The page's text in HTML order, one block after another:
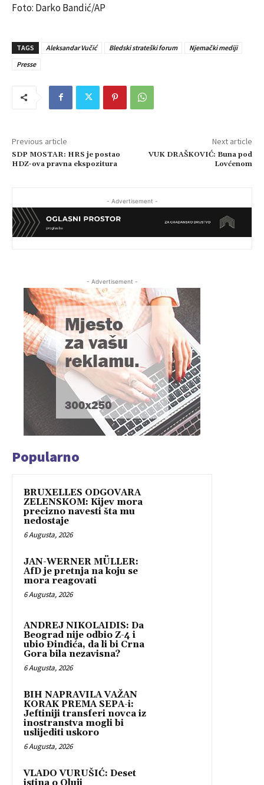
Foto: Darko Bandić/AP
TAGS Aleksandar Vučić Bledski strateški forum
Njemački mediji
Presse
Previous article
SDP MOSTAR: HRS je postao
HDZ-ova pravna ekspozitura
Next article
VUK DRAŠKOVIĆ: Buna pod
Lovćenom
- Advertisement -
- Advertisement -
Popularno
BRUXELLES ODGOVARA
ZELENSKOM: Kijev mora
precizno navesti šta mu
nedostaje
6 Augusta, 2026
JAN-WERNER MÜLLER:
AfD je pretnja na koju se
mora reagovati
6 Augusta, 2026
ANDREJ NIKOLAIDIS: Da
Beograd nije odbio Z-4 i
ubio Đinđića, da li bi Crna
Gora bila nezavisna?
6 Augusta, 2026
BIH NAPRAVILA VAŽAN
KORAK PREMA SEPA-i:
Jeftiniji transferi novca iz
inostranstva mogli bi
uslijediti uskoro
6 Augusta, 2026
VLADO VURUŠIĆ: Deset